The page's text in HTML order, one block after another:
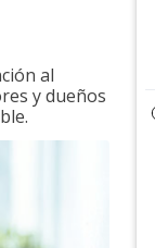
al
y dueños